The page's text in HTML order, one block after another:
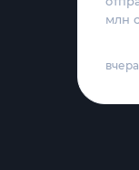
млн